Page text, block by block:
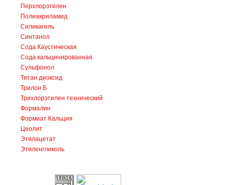
Перхлорэтилен
Полиакриламид
Силикагель
Синтанол
Сода Каустическая
Сода кальцинированная
Сульфонол
Титан диоксид
Трилон Б
Трихлорэтилен технический
Формалин
Формиат Кальция
Цеолит
Этилацетат
Этиленгликоль